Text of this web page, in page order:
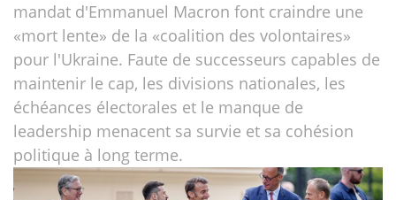
mandat d'Emmanuel Macron font craindre une
«mort lente» de la «coalition des volontaires»
pour l'Ukraine. Faute de successeurs capables de
maintenir le cap, les divisions nationales, les
échéances électorales et le manque de
leadership menacent sa survie et sa cohésion
politique à long terme.